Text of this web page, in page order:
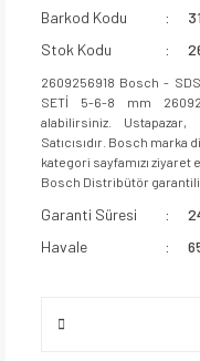
Barkod Kodu
Stok Kodu
2609256918 Bosch -
SETİ 5-6-8 mm
alabilirsiniz.
Satıcısıdır. Bosch
kategori sayfamızı
Bosch Distribütör
Garanti Süresi
Havale